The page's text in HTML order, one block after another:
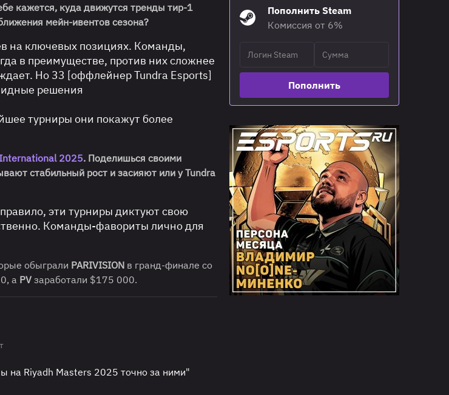
кажется, куда движутся тренды тир-1
мейн-ивентов сезона?
на ключевых позициях. Команды,
в преимуществе, против них сложнее
Но 33 [оффлейнер Tundra Esports]
решения
турниры они покажут более
2025. Поделишься своими
стабильный рост и засияют или у Tundra
эти турниры диктуют свою
Команды-фавориты лично для
обыграли PARIVISION в гранд-финале со
а PV заработали $175 000.
на Riyadh Masters 2025 точно за ними"
Пополнить Steam
Комиссия от 6%
Пополнить